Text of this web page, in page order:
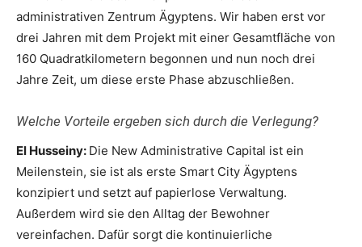
administrativen Zentrum Ägyptens. Wir haben erst vor
drei Jahren mit dem Projekt mit einer Gesamtfläche von
160 Quadratkilometern begonnen und nun noch drei
Jahre Zeit, um diese erste Phase abzuschließen.
Welche Vorteile ergeben sich durch die Verlegung?
El Husseiny: Die New Administrative Capital ist ein
Meilenstein, sie ist als erste Smart City Ägyptens
konzipiert und setzt auf papierlose Verwaltung.
Außerdem wird sie den Alltag der Bewohner
vereinfachen. Dafür sorgt die kontinuierliche